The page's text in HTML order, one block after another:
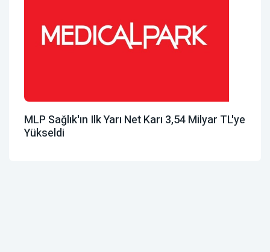
MLP Sağlık'ın Ilk Yarı Net Karı 3,54 Milyar TL'ye
Yükseldi